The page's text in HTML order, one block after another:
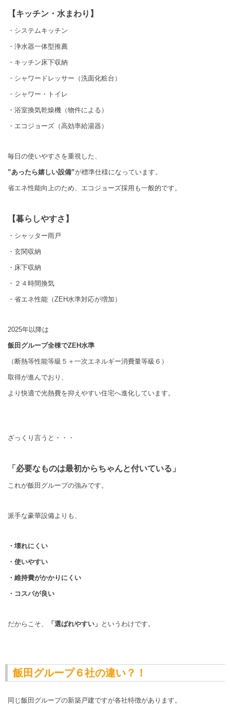
【キッチン・水まわり】
・システムキッチン
・浄水器一体型推薦
・キッチン床下収納
・シャワードレッサー（洗面化粧台）
・シャワー・トイレ
・浴室換気乾燥機（物件による）
・エコジョーズ（高効率給湯器）
毎日の使いやすさを重視した、
”あったら嬉しい設備”が標準仕様になっています。
省エネ性能向上のため、エコジョーズ採用も一般的です。
【暮らしやすさ】
・シャッター雨戸
・玄関収納
・床下収納
・２４時間換気
・省エネ性能（ZEH水準対応が増加）
2025年以降は
飯田グループ全棟でZEH水準
（断熱等性能等級５＋一次エネルギー消費量等級６）
取得が進んでおり、
より快適で光熱費を抑えやすい住宅へ進化しています。
ざっくり言うと・・・
「必要なものは最初からちゃんと付いている」
これが飯田グループの強みです。
派手な豪華設備よりも、
・壊れにくい
・使いやすい
・維持費がかかりにくい
・コスパが良い
だからこそ、 「選ばれやすい」 というわけです。
飯田グループ６社の違い？！
同じ飯田グループの新築戸建ですが各社特徴があります。